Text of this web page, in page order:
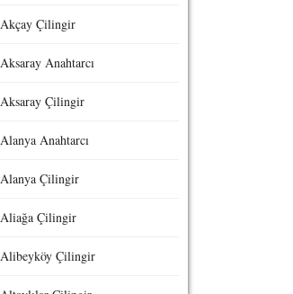
Akçay Çilingir
Aksaray Anahtarcı
Aksaray Çilingir
Alanya Anahtarcı
Alanya Çilingir
Aliağa Çilingir
Alibeyköy Çilingir